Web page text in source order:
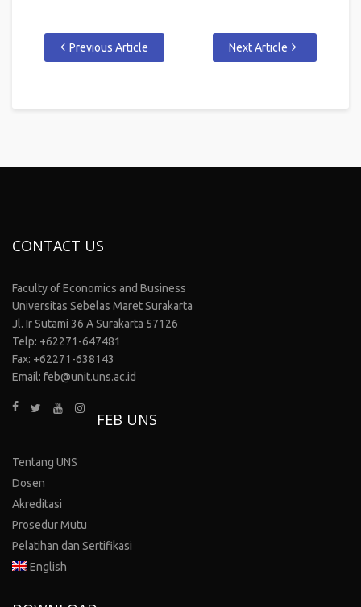
Previous Article Next Article
CONTACT US
Faculty of Economics and Business
Universitas Sebelas Maret Surakarta
Jl. Ir Sutami 36 A Surakarta 57126
Telp: +62271-647481
Fax: +62271-638143
Email: feb@unit.uns.ac.id
FEB UNS
Tentang UNS
Dosen
Akreditasi
Prosedur Mutu
Pelatihan dan Sertifikasi
English